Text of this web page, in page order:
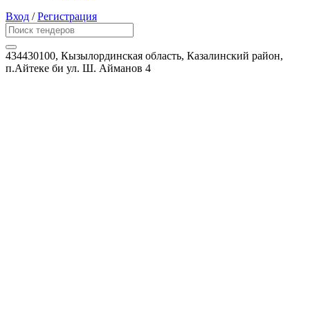
Вход /Регистрация
434430100, Кызылординская область, Казалинский район,
п.Айтеке би ул. Ш. Айманов 4